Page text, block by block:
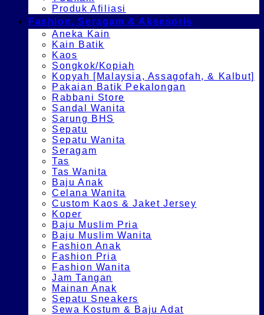
Produk Afiliasi
Fashion, Seragam & Aksesoris
Aneka Kain
Kain Batik
Kaos
Songkok/Kopiah
Kopyah [Malaysia, Assagofah, & Kalbut]
Pakaian Batik Pekalongan
Rabbani Store
Sandal Wanita
Sarung BHS
Sepatu
Sepatu Wanita
Seragam
Tas
Tas Wanita
Baju Anak
Celana Wanita
Custom Kaos & Jaket Jersey
Koper
Baju Muslim Pria
Baju Muslim Wanita
Fashion Anak
Fashion Pria
Fashion Wanita
Jam Tangan
Mainan Anak
Sepatu Sneakers
Sewa Kostum & Baju Adat